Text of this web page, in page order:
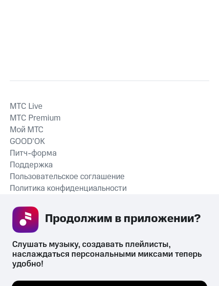
СКАЧАТЬ ПРИЛОЖЕНИЕ
MTС Live
MTС Premium
Мой МТС
GOOD’OK
Питч-форма
Поддержка
Пользовательское соглашение
Политика конфиденциальности
психотропных веществ, их аналогов причиняет вред здоровью,
Слушать музыку, создавать плейлисты,
наслаждаться персональными миксами теперь
удобно!